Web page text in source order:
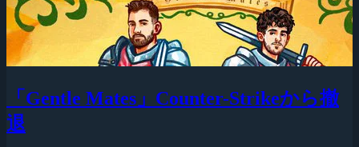
「Gentle Mates」Counter-Strikeから撤
退